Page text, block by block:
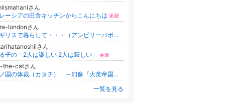
さん
ーシアの田舎キッチンからこんにちは 更新
londonさん
イギリスで暮らして・・・（アンビリーバボーテンコ盛リ!）
さん
子の「2人は楽しい 2人は寂しい」
更新
the-catさん
コノ国の体裁（カタチ） ～幻像『大英帝国』の住人達～
一覧を見る